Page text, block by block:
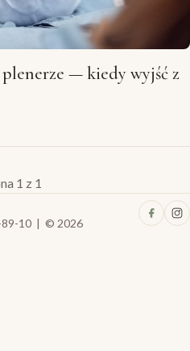
plenerze — kiedy wyjść z
1 z 1
89-10 | © 2026